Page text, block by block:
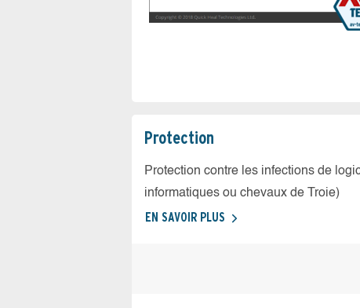
Protection
Protection contre les infections de
informatiques ou chevaux de Troie)
EN SAVOIR PLUS